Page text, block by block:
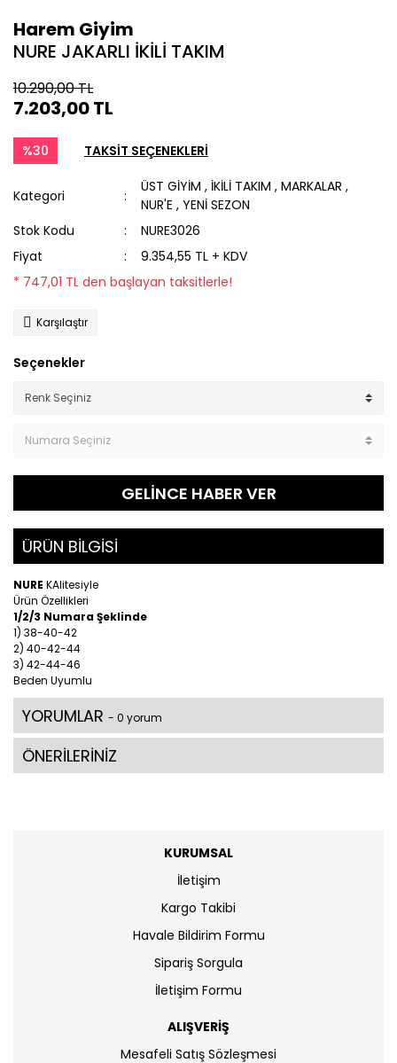
Harem Giyim
NURE JAKARLI İKİLİ TAKIM
10.290,00 TL
7.203,00 TL
%30 TAKSİT SEÇENEKLERİ
Kategori
ÜST GİYİM , İKİLİ TAKIM ,MARKALAR ,
NUR'E ,YENİ SEZON
Stok Kodu
NURE3026
Fiyat
9.354,55 TL + KDV
* 747,01 TL den başlayan taksitlerle!
Karşılaştır
Seçenekler
GELİNCE HABER VER
ÜRÜN BİLGİSİ
NURE KAlitesiyle
Ürün Özellikleri
1/2/3 Numara Şeklinde
1) 38-40-42
2) 40-42-44
3) 42-44-46
Beden Uyumlu
YORUMLAR - 0 yorum
ÖNERİLERİNİZ
KURUMSAL
İletişim
Kargo Takibi
Havale Bildirim Formu
Sipariş Sorgula
İletişim Formu
ALIŞVERİŞ
Mesafeli Satış Sözleşmesi